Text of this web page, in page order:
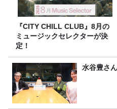
『CITY CHILL CLUB』8月の
ミュージックセレクターが決
定！
水谷豊さ